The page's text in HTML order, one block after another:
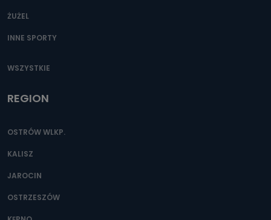
ŻUŻEL
INNE SPORTY
WSZYSTKIE
REGION
OSTRÓW WLKP.
KALISZ
JAROCIN
OSTRZESZÓW